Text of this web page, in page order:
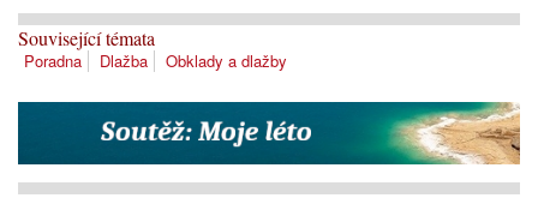
Související témata
Poradna Dlažba Obklady a dlažby